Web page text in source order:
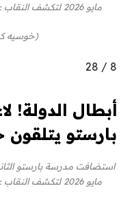
مايو 2026 لتكشف النقاب عن حلقات بطولة ولاية CIF المرتقبة.
(خوسيه
8
/
28
أبطال الدولة!
بارستو يتلقون
مايو 2026 لتكشف النقاب عن حلقات بطولة ولاية CIF المرتقبة.